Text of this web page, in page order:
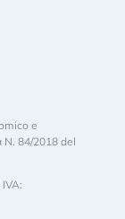
e
84/2018 del